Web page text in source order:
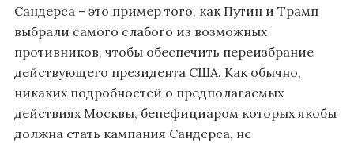
Сандерса – это пример того, как Путин и Трамп
выбрали самого слабого из возможных
противников, чтобы обеспечить переизбрание
действующего президента США. Как обычно,
никаких подробностей о предполагаемых
действиях Москвы, бенефициаром которых якобы
должна стать кампания Сандерса, не